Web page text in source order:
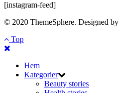
[instagram-feed]
© 2020 ThemeSphere. Designed by
Top
Hem
Kategorier
Beauty stories